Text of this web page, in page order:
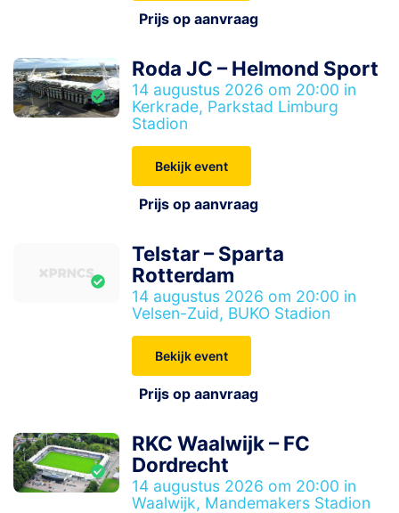
Prijs op aanvraag
Roda JC – Helmond Sport
14 augustus 2026 om 20:00 in
Kerkrade, Parkstad Limburg
Stadion
Bekijk event
Prijs op aanvraag
Telstar – Sparta
Rotterdam
14 augustus 2026 om 20:00 in
Velsen-Zuid, BUKO Stadion
Bekijk event
Prijs op aanvraag
RKC Waalwijk – FC
Dordrecht
14 augustus 2026 om 20:00 in
Waalwijk, Mandemakers Stadion